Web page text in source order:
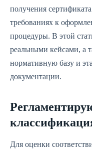
получения
требованиях к
процедуры. В этой
реальными кейсами, а
нормативную базу и
документации.
Для оценки